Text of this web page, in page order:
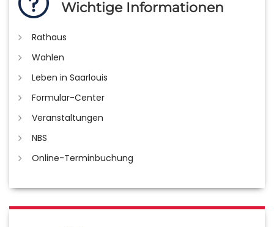
Wichtige Informationen
Rathaus
Wahlen
Leben in Saarlouis
Formular-Center
Veranstaltungen
NBS
Online-Terminbuchung